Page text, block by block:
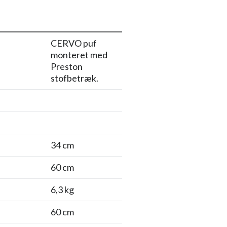
CERVO puf
monteret med
Preston
stofbetræk.
34 cm
60 cm
6,3 kg
60 cm